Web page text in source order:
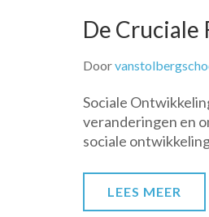
De Cruciale
Door
Sociale
veranderingen en
sociale
LEES MEER